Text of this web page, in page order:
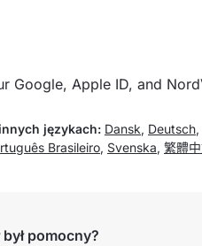
Google, Apple ID, and
językach: Dansk, Deutsch,
Brasileiro, Svenska, 繁體
pomocny?